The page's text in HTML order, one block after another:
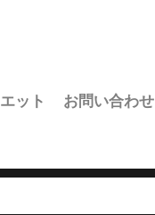
ット
お問い合わせ